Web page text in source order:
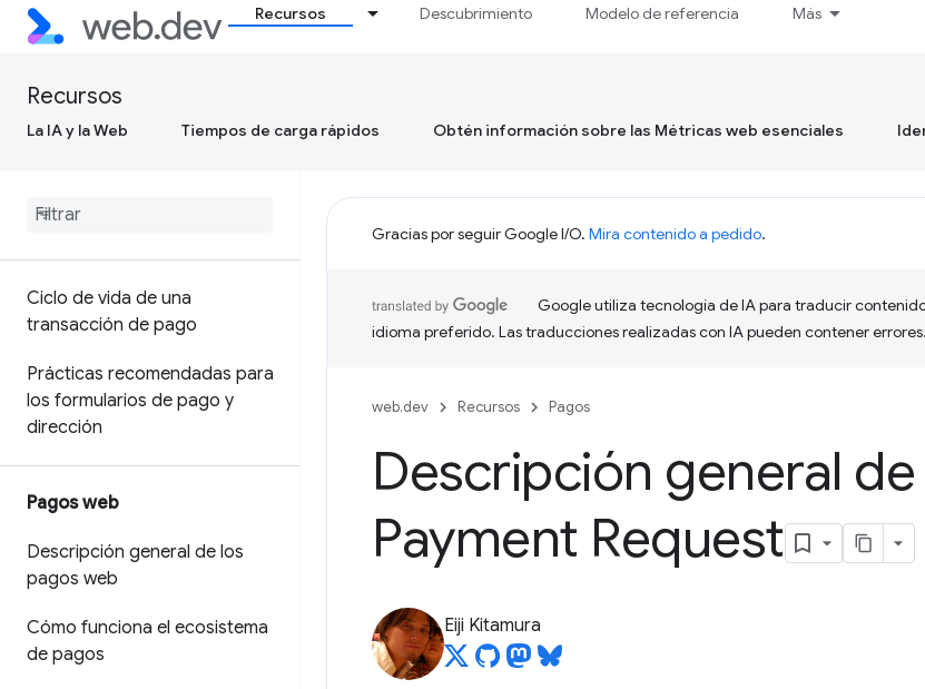
Recursos Descubrimiento Modelo de referencia Más
Recursos
La IA y la Web Tiempos de carga rápidos Obtén información sobre las Métricas web esenciales
Ciclo de vida de una
transacción de pago
Prácticas recomendadas para
los formularios de pago y
dirección
Pagos web
Descripción general de los
pagos web
Cómo funciona el ecosistema
de pagos
Gracias por seguir Google I/O. Mira contenido a pedido.
Google utiliza tecnología de IA para traducir
idioma preferido. Las traducciones realizadas con IA pueden contener errores.
web.dev Recursos Pagos
Descripción general de
Payment Request
Eiji Kitamura